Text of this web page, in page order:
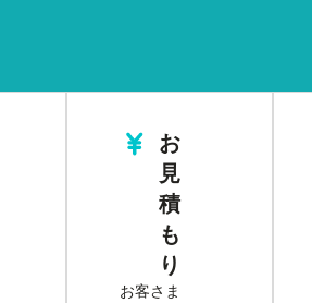
お
見
積
も
り
お客さま